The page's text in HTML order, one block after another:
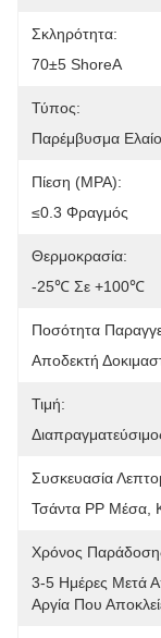
Σκληρότητα:
70±5 ShoreA
Τύπος:
Παρέμβυσμα
Πίεση (MPA):
≤0.3 Φραγμός
Θερμοκρασία:
-25℃ Σε +100℃
Ποσότητα
Αποδεκτή
Τιμή:
Συσκευασία
Τσάντα PP Μέσα,
Χρόνος
3-5 Ημέρες Μετά
Αργία Που